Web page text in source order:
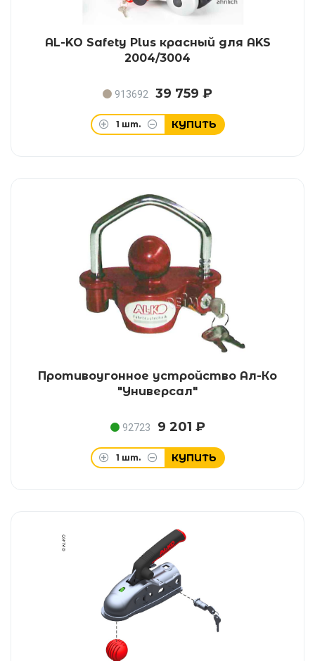
AL-KO Safety Plus красный для AKS
2004/3004
913692 39 759 ₽
1 шт. КУПИТЬ
Противоугонное устройство Ал-Ко
"Универсал"
92723 9 201 ₽
1 шт. КУПИТЬ